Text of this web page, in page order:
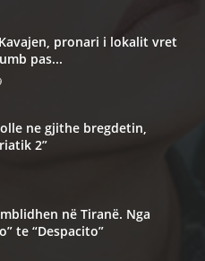
pronari i lokalit vret
pas...
ne gjithe bregdetin,
2”
në Tiranë. Nga
te “Despacito”